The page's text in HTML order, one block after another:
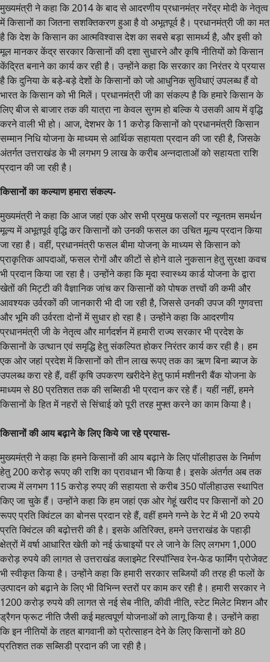
मुख्यमंत्री ने कहा कि 2014 के बाद से आदरणीय प्रधानमंत्र नरेंद्र मोदी के नेतृत्व
में किसानों का जितना सशक्तिकरण हुआ है वो अभूतपूर्व है। प्रधानमंत्री जी का मत
है कि देश के किसान का आत्मविश्वास देश का सबसे बड़ा सामर्थ्य है, और इसी को
मूल मानकर केंद्र सरकार किसानों की दशा सुधारने और कृषि नीतियों को किसान
केंद्रित बनाने का कार्य कर रही है। उन्होंने कहा कि सरकार का निरंतर ये प्रयास
है कि दुनिया के बड़े-बड़े देशों के किसानों को जो आधुनिक सुविधाएं उपलब्ध हैं वो
भारत के किसान को भी मिलें। प्रधानमंत्री जी का संकल्प है कि हमारे किसान के
लिए बीज से बाजार तक की यात्रा ना केवल सुगम हो बल्कि ये उसकी आय में वृद्धि
करने वाली भी हो। आज, देशभर के 11 करोड़ किसानों को प्रधानमंत्री किसान
सम्मान निधि योजना के माध्यम से आर्थिक सहायता प्रदान की जा रही है, जिसके
अंतर्गत उत्तराखंड के भी लगभग 9 लाख के करीब अन्नदाताओं को सहायता राशि
प्रदान की जा रही है।
किसानों का कल्याण हमारा संकल्प-
मुख्यमंत्री ने कहा कि आज जहां एक ओर सभी प्रमुख फसलों पर न्यूनतम समर्थन
मूल्य में अभूतपूर्व वृद्धि कर किसानों को उनकी फसल का उचित मूल्य प्रदान किया
जा रहा है। वहीं, प्रधानमंत्री फसल बीमा योजना् के माध्यम से किसान को
प्राकृतिक आपदाओं, फसल रोगों और कीटों से होने वाले नुकसान हेतु सुरक्षा कवच
भी प्रदान किया जा रहा है। उन्होंने कहा कि मृदा स्वास्थ्य कार्ड योजना के द्वारा
खेतों की मिट्टी की वैज्ञानिक जांच कर किसानों को पोषक तत्त्वों की कमी और
आवश्यक उर्वरकों की जानकारी भी दी जा रही है, जिससे उनकी उपज की गुणवत्ता
और भूमि की उर्वरता दोनों में सुधार हो रहा है। उन्होंने कहा कि आदरणीय
प्रधानमंत्री जी के नेतृत्व और मार्गदर्शन में हमारी राज्य सरकार भी प्रदेश के
किसानों के उत्थान एवं समृद्धि हेतु संकल्पित होकर निरंतर कार्य कर रही है। हम
एक ओर जहां प्रदेश में किसानों को तीन लाख रूपए तक का ऋण बिना ब्याज के
उपलब्ध करा रहे हैं, वहीं कृषि उपकरण खरीदेने हेतु फार्म मशीनरी बैंक योजना के
माध्यम से 80 प्रतिशत तक की सब्सिडी भी प्रदान कर रहे हैं। यहीं नहीं, हमने
किसानों के हित में नहरों से सिंचाई को पूरी तरह मुफ्त करने का काम किया है।
किसानों की आय बढ़ाने के लिए किये जा रहे प्रयास-
मुख्यमंत्री ने कहा कि हमने किसानों की आय बढ़ाने के लिए पॉलीहाउस के निर्माण
हेतु 200 करोड़ रूपए की राशि का प्रावधान भी किया है। इसके अंतर्गत अब तक
राज्य में लगभग 115 करोड़ रुपए की सहायता से करीब 350 पॉलीहाउस स्थापित
किए जा चुके हैं। उन्होंने कहा कि हम जहां एक ओर गेहूं खरीद पर किसानों को 20
रूपए प्रति क्विंटल का बोनस प्रदान रहे हैं, वहीं हमने गन्ने के रेट में भी 20 रुपये
प्रति क्विंटल की बढ़ोत्तरी की है। इसके अतिरिक्त, हमने उत्तराखंड के पहाड़ी
क्षेत्रों में वर्षा आधारित खेती को नई ऊंचाइयों पर ले जाने के लिए लगभग 1,000
करोड़ रुपये की लागत से उत्तराखंड क्लाइमेट रिस्पॉन्सिव रेन-फेड फार्मिंग प्रोजेक्ट
भी स्वीकृत किया है। उन्होंने कहा कि हमारी सरकार सब्जियों की तरह ही फलों के
उत्पादन को बढ़ाने के लिए भी विभिन्न स्तरों पर काम कर रही है। हमारी सरकार ने
1200 करोड़ रुपये की लागत से नई सेब नीति, कीवी नीति, स्टेट मिलेट मिशन और
ड्रैगन फ्रूट नीति जैसी कई महत्वपूर्ण योजनाओं को लागू किया है। उन्होंने कहा
कि इन नीतियों के तहत बागवानी को प्रोत्साहन देने के लिए किसानों को 80
प्रतिशत तक सब्सिडी प्रदान की जा रही है।